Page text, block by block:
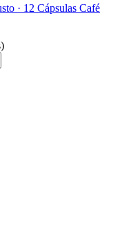
· 12 Cápsulas Café